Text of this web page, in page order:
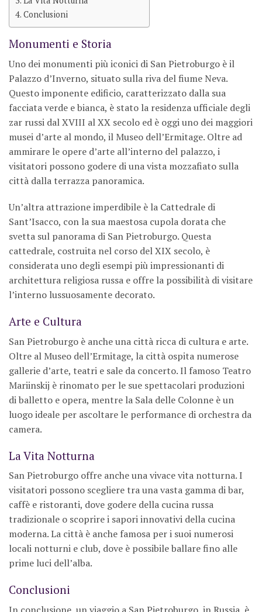
Conclusioni
Monumenti e Storia
Uno dei monumenti più iconici di San Pietroburgo è il
Palazzo d’Inverno, situato sulla riva del fiume Neva.
Questo imponente edificio, caratterizzato dalla sua
facciata verde e bianca, è stato la residenza ufficiale degli
zar russi dal XVIII al XX secolo ed è oggi uno dei maggiori
musei d’arte al mondo, il Museo dell’Ermitage. Oltre ad
ammirare le opere d’arte all’interno del palazzo, i
visitatori possono godere di una vista mozzafiato sulla
città dalla terrazza panoramica.
Un’altra attrazione imperdibile è la Cattedrale di
Sant’Isacco, con la sua maestosa cupola dorata che
svetta sul panorama di San Pietroburgo. Questa
cattedrale, costruita nel corso del XIX secolo, è
considerata uno degli esempi più impressionanti di
architettura religiosa russa e offre la possibilità di visitare
l’interno lussuosamente decorato.
Arte e Cultura
San Pietroburgo è anche una città ricca di cultura e arte.
Oltre al Museo dell’Ermitage, la città ospita numerose
gallerie d’arte, teatri e sale da concerto. Il famoso Teatro
Mariinskij è rinomato per le sue spettacolari produzioni
di balletto e opera, mentre la Sala delle Colonne è un
luogo ideale per ascoltare le performance di orchestra da
camera.
La Vita Notturna
San Pietroburgo offre anche una vivace vita notturna. I
visitatori possono scegliere tra una vasta gamma di bar,
caffè e ristoranti, dove godere della cucina russa
tradizionale o scoprire i sapori innovativi della cucina
moderna. La città è anche famosa per i suoi numerosi
locali notturni e club, dove è possibile ballare fino alle
prime luci dell’alba.
Conclusioni